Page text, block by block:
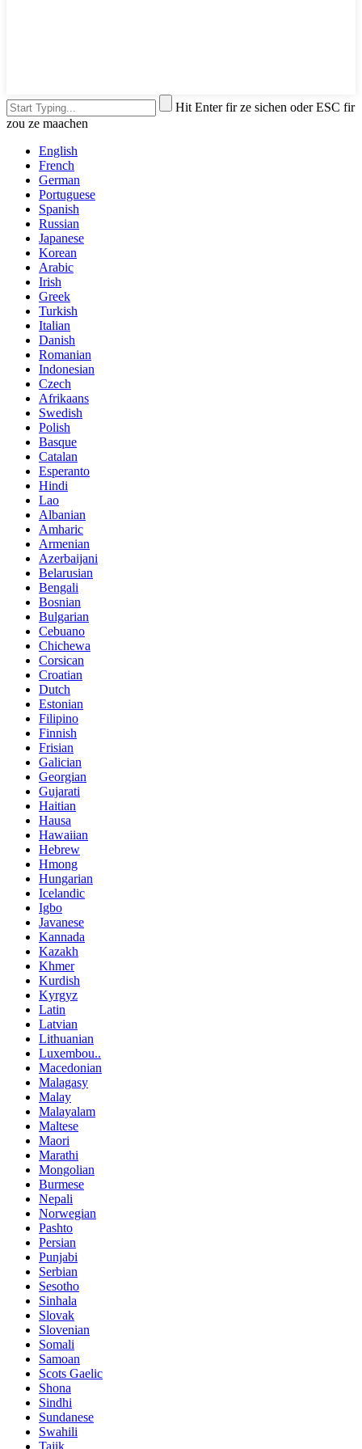
Hit Enter fir ze sichen oder ESC fir
zou ze maachen
English
French
German
Portuguese
Spanish
Russian
Japanese
Korean
Arabic
Irish
Greek
Turkish
Italian
Danish
Romanian
Indonesian
Czech
Afrikaans
Swedish
Polish
Basque
Catalan
Esperanto
Hindi
Lao
Albanian
Amharic
Armenian
Azerbaijani
Belarusian
Bengali
Bosnian
Bulgarian
Cebuano
Chichewa
Corsican
Croatian
Dutch
Estonian
Filipino
Finnish
Frisian
Galician
Georgian
Gujarati
Haitian
Hausa
Hawaiian
Hebrew
Hmong
Hungarian
Icelandic
Igbo
Javanese
Kannada
Kazakh
Khmer
Kurdish
Kyrgyz
Latin
Latvian
Lithuanian
Luxembou..
Macedonian
Malagasy
Malay
Malayalam
Maltese
Maori
Marathi
Mongolian
Burmese
Nepali
Norwegian
Pashto
Persian
Punjabi
Serbian
Sesotho
Sinhala
Slovak
Slovenian
Somali
Samoan
Scots Gaelic
Shona
Sindhi
Sundanese
Swahili
Tajik